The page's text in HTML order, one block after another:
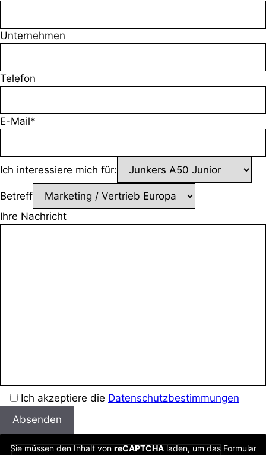
Unternehmen
Telefon
E-Mail*
Ich interessiere mich für:
Betreff
Ihre Nachricht
Ich akzeptiere die Datenschutzbestimmungen
Sie müssen den Inhalt vonreCAPTCHAladen, um das Formular